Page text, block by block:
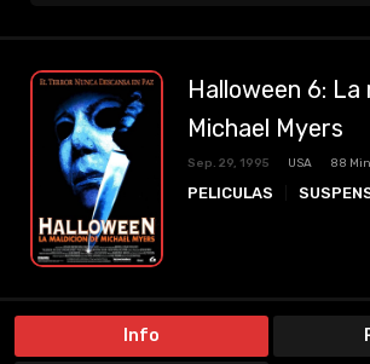
Halloween 6: La
Michael Myers
Sep. 29, 1995 USA 88
PELICULAS
Info